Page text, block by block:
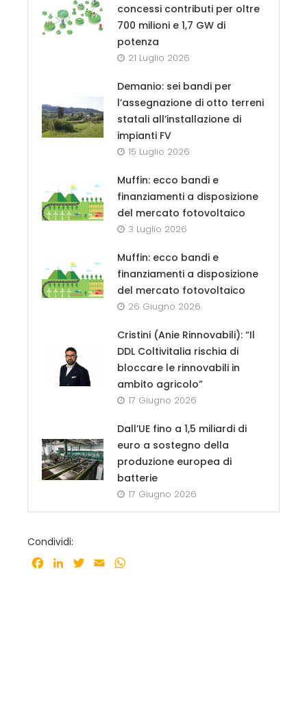
concessi contributi per oltre
700 milioni e 1,7 GW di
potenza
21 Luglio 2026
Demanio: sei bandi per
l’assegnazione di otto terreni
statali all’installazione di
impianti FV
15 Luglio 2026
Muffin: ecco bandi e
finanziamenti a disposizione
del mercato fotovoltaico
3 Luglio 2026
Muffin: ecco bandi e
finanziamenti a disposizione
del mercato fotovoltaico
26 Giugno 2026
Cristini (Anie Rinnovabili): “Il
DDL Coltivitalia rischia di
bloccare le rinnovabili in
ambito agricolo”
17 Giugno 2026
Dall’UE fino a 1,5 miliardi di
euro a sostegno della
produzione europea di
batterie
17 Giugno 2026
Condividi:
Facebook
LinkedInTwitter
Email